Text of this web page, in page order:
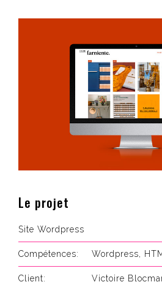
Le projet
Site Wordpress
Compétences: Wordpress,
Client: Victoire